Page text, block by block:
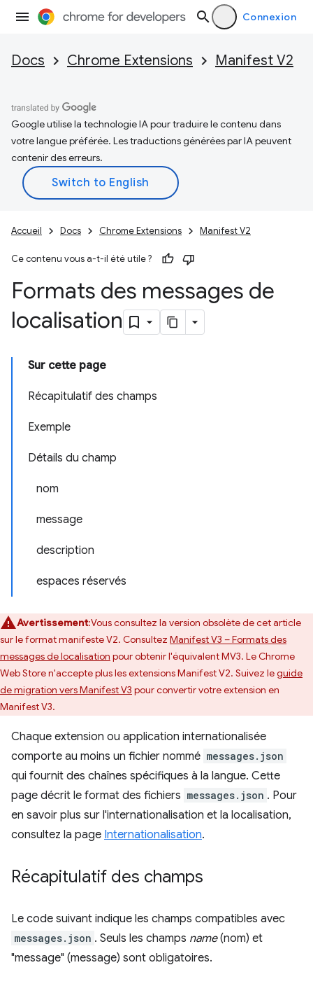
Connexion
Docs Chrome Extensions Manifest V2
Google utilise la technologie IA pour traduire le contenu dans
votre langue préférée. Les traductions générées par IA peuvent
contenir des erreurs.
Accueil Docs Chrome Extensions Manifest V2
Ce contenu vous a-t-il été utile ?
Formats des messages de
localisation
Sur cette page
Récapitulatif des champs
Exemple
Détails du champ
nom
message
description
espaces réservés
Avertissement:Vous consultez la version obsolète de cet article
sur le format manifeste V2. Consultez Manifest V3 – Formats des
messages de localisation pour obtenir l'équivalent MV3. Le Chrome
Web Store n'accepte plus les extensions Manifest V2. Suivez leguide
de migration vers Manifest V3 pour convertir votre extension en
Manifest V3.
Chaque extension ou application internationalisée
comporte au moins un fichier nommé messages.json
qui fournit des chaînes spécifiques à la langue. Cette
page décrit le format des fichiers messages.json . Pour
en savoir plus sur l'internationalisation et la localisation,
consultez la page Internationalisation.
Récapitulatif des champs
Le code suivant indique les champs compatibles avec
messages.json . Seuls les champs name(nom) et
"message" (message) sont obligatoires.